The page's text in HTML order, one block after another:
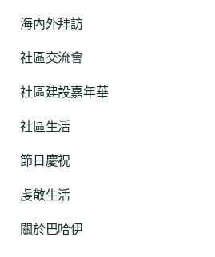
海內外拜訪
社區交流會
社區建設嘉年華
社區生活
節日慶祝
虔敬生活
關於巴哈伊